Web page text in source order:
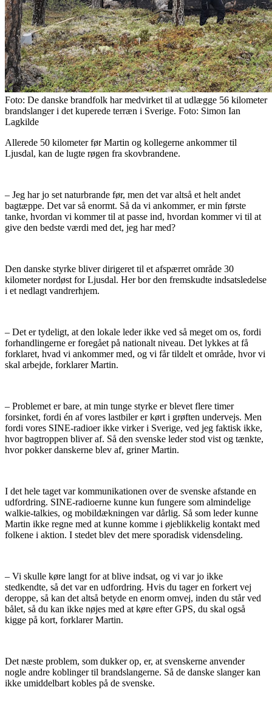
Foto: De danske brandfolk har medvirket til at udlægge 56 kilometer
brandslanger i det kuperede terræn i Sverige. Foto: Simon Ian
Lagkilde
Allerede 50 kilometer før Martin og kollegerne ankommer til
Ljusdal, kan de lugte røgen fra skovbrandene.
– Jeg har jo set naturbrande før, men det var altså et helt andet
bagtæppe. Det var så enormt. Så da vi ankommer, er min første
tanke, hvordan vi kommer til at passe ind, hvordan kommer vi til at
give den bedste værdi med det, jeg har med?
Den danske styrke bliver dirigeret til et afspærret område 30
kilometer nordøst for Ljusdal. Her bor den fremskudte indsatsledelse
i et nedlagt vandrerhjem.
– Det er tydeligt, at den lokale leder ikke ved så meget om os, fordi
forhandlingerne er foregået på nationalt niveau. Det lykkes at få
forklaret, hvad vi ankommer med, og vi får tildelt et område, hvor vi
skal arbejde, forklarer Martin.
– Problemet er bare, at min tunge styrke er blevet flere timer
forsinket, fordi én af vores lastbiler er kørt i grøften undervejs. Men
fordi vores SINE-radioer ikke virker i Sverige, ved jeg faktisk ikke,
hvor bagtroppen bliver af. Så den svenske leder stod vist og tænkte,
hvor pokker danskerne blev af, griner Martin.
I det hele taget var kommunikationen over de svenske afstande en
udfordring. SINE-radioerne kunne kun fungere som almindelige
walkie-talkies, og mobildækningen var dårlig. Så som leder kunne
Martin ikke regne med at kunne komme i øjeblikkelig kontakt med
folkene i aktion. I stedet blev det mere sporadisk vidensdeling.
– Vi skulle køre langt for at blive indsat, og vi var jo ikke
stedkendte, så det var en udfordring. Hvis du tager en forkert vej
deroppe, så kan det altså betyde en enorm omvej, inden du står ved
bålet, så du kan ikke nøjes med at køre efter GPS, du skal også
kigge på kort, forklarer Martin.
Det næste problem, som dukker op, er, at svenskerne anvender
nogle andre koblinger til brandslangerne. Så de danske slanger kan
ikke umiddelbart kobles på de svenske.